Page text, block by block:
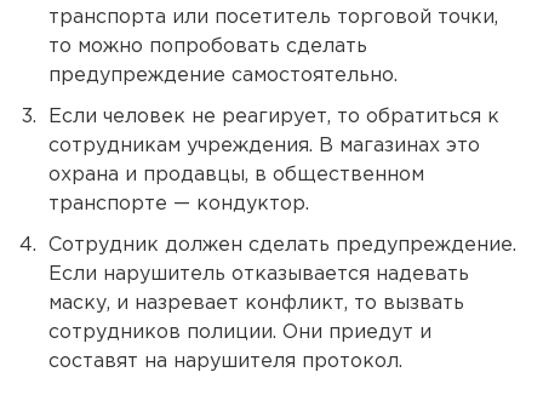
транспорта или посетитель торговой точки,
то можно попробовать сделать
предупреждение самостоятельно.
Если человек не реагирует, то обратиться к
сотрудникам учреждения. В магазинах это
охрана и продавцы, в общественном
транспорте — кондуктор.
Сотрудник должен сделать предупреждение.
Если нарушитель отказывается надевать
маску, и назревает конфликт, то вызвать
сотрудников полиции. Они приедут и
составят на нарушителя протокол.